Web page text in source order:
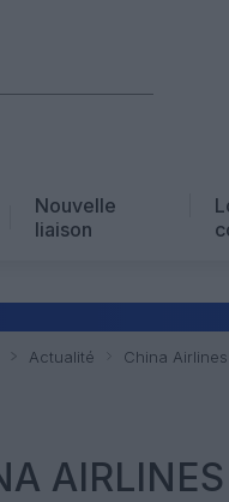
Nouvelle
liaison
Actualité China